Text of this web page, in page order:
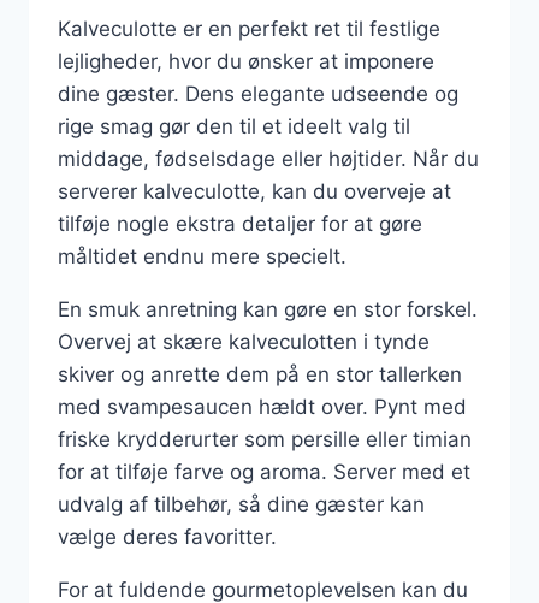
Kalveculotte er en perfekt ret til festlige
lejligheder, hvor du ønsker at imponere
dine gæster. Dens elegante udseende og
rige smag gør den til et ideelt valg til
middage, fødselsdage eller højtider. Når du
serverer kalveculotte, kan du overveje at
tilføje nogle ekstra detaljer for at gøre
måltidet endnu mere specielt.
En smuk anretning kan gøre en stor forskel.
Overvej at skære kalveculotten i tynde
skiver og anrette dem på en stor tallerken
med svampesaucen hældt over. Pynt med
friske krydderurter som persille eller timian
for at tilføje farve og aroma. Server med et
udvalg af tilbehør, så dine gæster kan
vælge deres favoritter.
For at fuldende gourmetoplevelsen kan du